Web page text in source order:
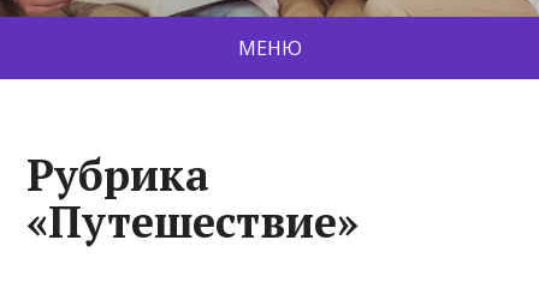
МЕНЮ
Рубрика
«Путешествие»